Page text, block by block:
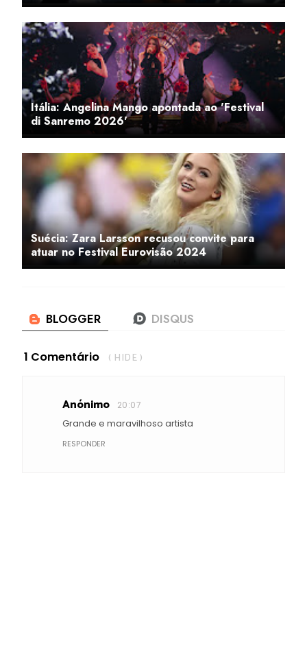
Itália: Angelina Mango apontada ao 'Festival
di Sanremo 2026'
Suécia: Zara Larsson recusou convite para
atuar no Festival Eurovisão 2024
1 Comentário ( HIDE )
Anónimo 20:07
Grande e maravilhoso artista
RESPONDER